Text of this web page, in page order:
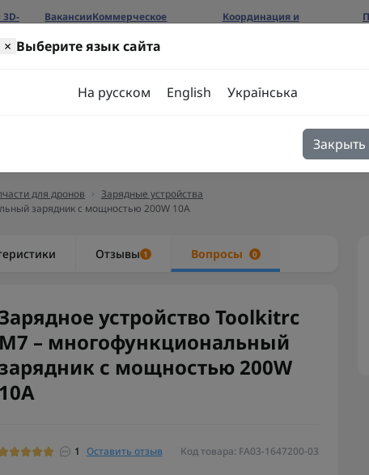
3D-
ВакансииКоммерческое
Координация и
для дронов
Зарядные устройства
зарядник с мощностью 200W 10A
× Выберите язык сайта
На русском English Українська
Закрыть
Отзывы 1 Вопросы 0
Зарядное устройство Toolkitrc
M7 – многофункциональный
зарядник с мощностью 200W
10A
1 Оставить отзыв Код товара: FA03-1647200-03